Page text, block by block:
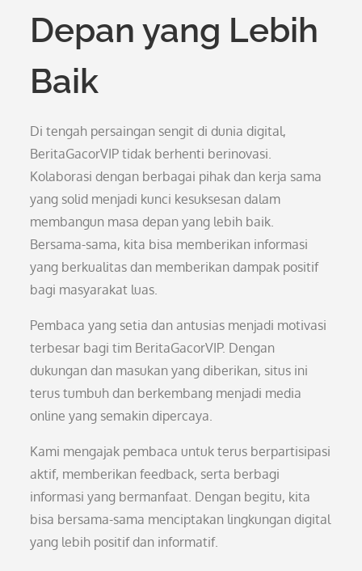
Depan yang Lebih
Baik
Di tengah persaingan sengit di dunia digital,
BeritaGacorVIP tidak berhenti berinovasi.
Kolaborasi dengan berbagai pihak dan kerja sama
yang solid menjadi kunci kesuksesan dalam
membangun masa depan yang lebih baik.
Bersama-sama, kita bisa memberikan informasi
yang berkualitas dan memberikan dampak positif
bagi masyarakat luas.
Pembaca yang setia dan antusias menjadi motivasi
terbesar bagi tim BeritaGacorVIP. Dengan
dukungan dan masukan yang diberikan, situs ini
terus tumbuh dan berkembang menjadi media
online yang semakin dipercaya.
Kami mengajak pembaca untuk terus berpartisipasi
aktif, memberikan feedback, serta berbagi
informasi yang bermanfaat. Dengan begitu, kita
bisa bersama-sama menciptakan lingkungan digital
yang lebih positif dan informatif.